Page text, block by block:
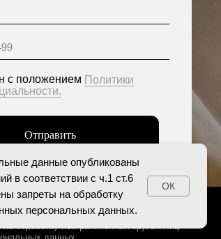
при наличии правовых
152-ФЗ. Субъектами
кругом лиц
данные опубликованы
в соответствии с ч.1 ст.6
запреты на обработку
персональных данных.
ОК